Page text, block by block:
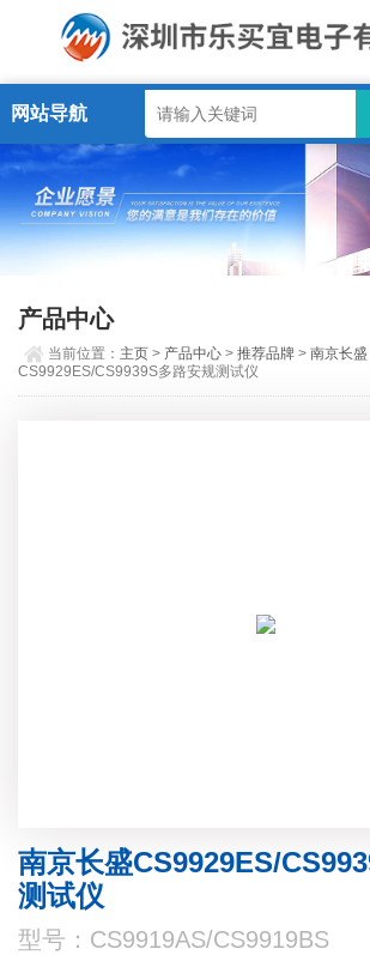
网站导航
产品中心
当前位置： 主页 > 产品中心 >推荐品牌 >南京长盛
CS9929ES/CS9939S多路安规测试仪
南京长盛CS9929ES/
测试仪
型号：CS9919AS/CS9919BS